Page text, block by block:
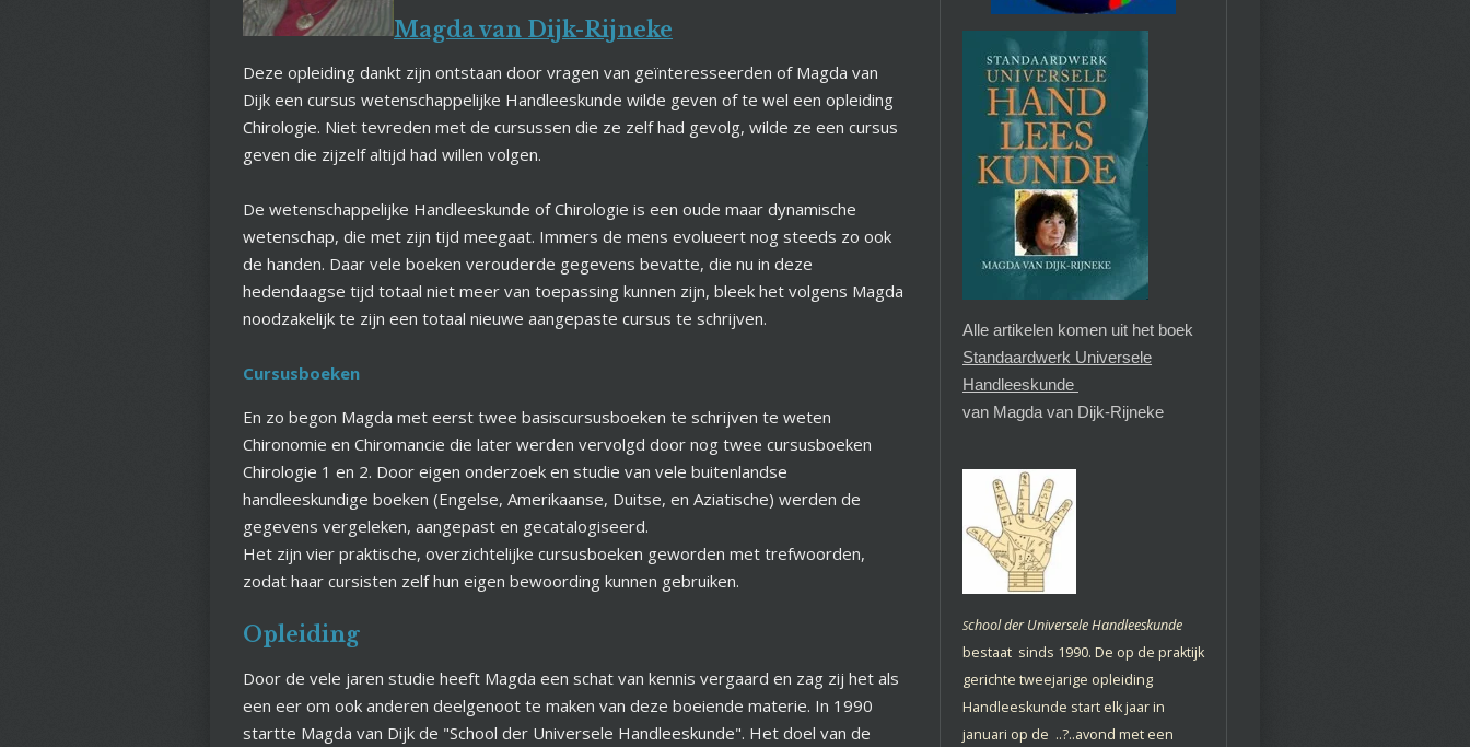
Magda van Dijk-Rijneke
Deze opleiding dankt zijn ontstaan door vragen van geïnteresseerden of Magda van
Dijk een cursus wetenschappelijke Handleeskunde wilde geven of te wel een opleiding
Chirologie. Niet tevreden met de cursussen die ze zelf had gevolg, wilde ze een cursus
geven die zijzelf altijd had willen volgen.
De wetenschappelijke Handleeskunde of Chirologie is een oude maar dynamische
wetenschap, die met zijn tijd meegaat. Immers de mens evolueert nog steeds zo ook
de handen. Daar vele boeken verouderde gegevens bevatte, die nu in deze
hedendaagse tijd totaal niet meer van toepassing kunnen zijn, bleek het volgens Magda
noodzakelijk te zijn een totaal nieuwe aangepaste cursus te schrijven.
Cursusboeken
En zo begon Magda met eerst twee basiscursusboeken te schrijven te weten
Chironomie en Chiromancie die later werden vervolgd door nog twee cursusboeken
Chirologie 1 en 2. Door eigen onderzoek en studie van vele buitenlandse
handleeskundige boeken (Engelse, Amerikaanse, Duitse, en Aziatische) werden de
gegevens vergeleken, aangepast en gecatalogiseerd.
Het zijn vier praktische, overzichtelijke cursusboeken geworden met trefwoorden,
zodat haar cursisten zelf hun eigen bewoording kunnen gebruiken.
Opleiding
Door de vele jaren studie heeft Magda een schat van kennis vergaard en zag zij het als
een eer om ook anderen deelgenoot te maken van deze boeiende materie. In 1990
startte Magda van Dijk de "School der Universele Handleeskunde". Het doel van de
Alle artikelen komen uit het boek
Standaardwerk Universele
Handleeskunde
van Magda van Dijk-Rijneke
School der Universele Handleeskunde
bestaat sinds 1990. De op de praktijk
gerichte tweejarige opleiding
Handleeskunde start elk jaar in
januari op de ..?..avond met een